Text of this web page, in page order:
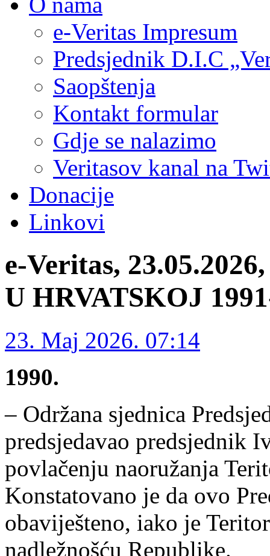
e-Veritas Impresum
Predsjednik D.I.C
Saopštenja
Kontakt formular
Gdje se nalazimo
Veritasov kanal na
Donacije
Linkovi
e-Veritas,
U HRVATSKOJ
23. Maj 2026. 07:14
1990.
– Održana sjednica
predsjedavao predsjednik
povlačenju naoružanja
Konstatovano je da ovo
obaviješteno, iako je
nadležnošću Republike.